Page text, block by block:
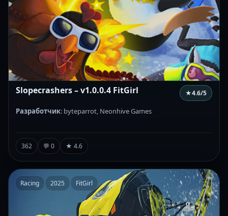
Slopecrashers – v1.0.0.4 FitGirl ★4.6/5
Разработчик: byteparrot, Neonhive Games
362 💬 0 ★ 4.6
Racing 2025 FitGirl